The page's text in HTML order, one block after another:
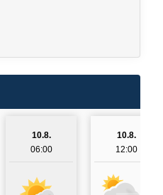
10.8.
06:00
10.8.
12:00